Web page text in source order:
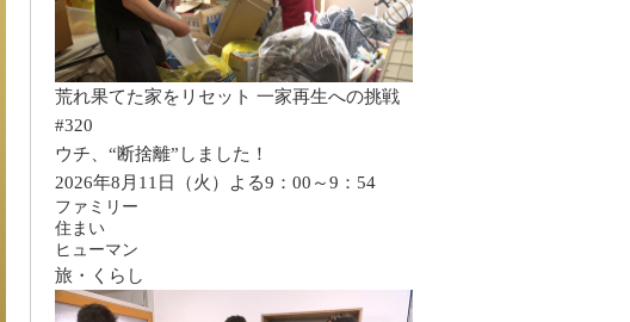
荒れ果てた家をリセット 一家再生への挑戦
#320
ウチ、“断捨離”しました！
2026年8月11日（火）よる9：00～9：54
ファミリー
住まい
ヒューマン
旅・くらし